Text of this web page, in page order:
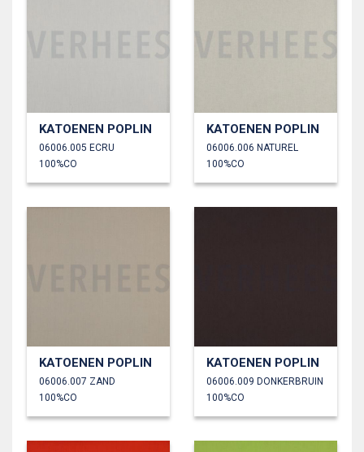
KATOENEN POPLIN
06006.005 ECRU
100%CO
KATOENEN POPLIN
06006.006 NATUREL
100%CO
KATOENEN POPLIN
06006.007 ZAND
100%CO
KATOENEN POPLIN
06006.009 DONKERBRUIN
100%CO